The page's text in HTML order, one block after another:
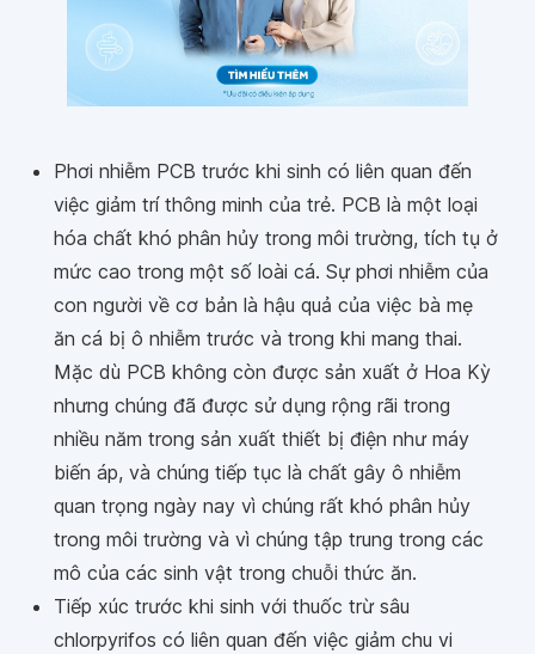
Phơi nhiễm PCB trước khi sinh có liên quan đến
việc giảm trí thông minh của trẻ. PCB là một loại
hóa chất khó phân hủy trong môi trường, tích tụ ở
mức cao trong một số loài cá. Sự phơi nhiễm của
con người về cơ bản là hậu quả của việc bà mẹ
ăn cá bị ô nhiễm trước và trong khi mang thai.
Mặc dù PCB không còn được sản xuất ở Hoa Kỳ
nhưng chúng đã được sử dụng rộng rãi trong
nhiều năm trong sản xuất thiết bị điện như máy
biến áp, và chúng tiếp tục là chất gây ô nhiễm
quan trọng ngày nay vì chúng rất khó phân hủy
trong môi trường và vì chúng tập trung trong các
mô của các sinh vật trong chuỗi thức ăn.
Tiếp xúc trước khi sinh với thuốc trừ sâu
chlorpyrifos có liên quan đến việc giảm chu vi